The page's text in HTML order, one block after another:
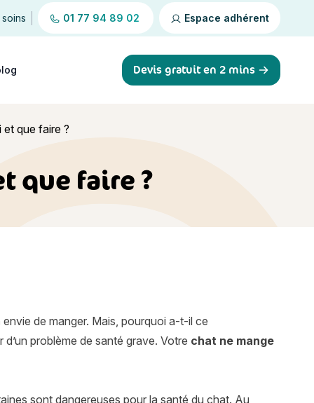
01 77 94 89 02 Espace adhérent
Devis gratuit en 2 mins
que faire ?
que faire ?
de manger. Mais, pourquoi a-t-il ce
problème de santé grave. Votre chat ne mange
sont dangereuses pour la santé du chat. Au